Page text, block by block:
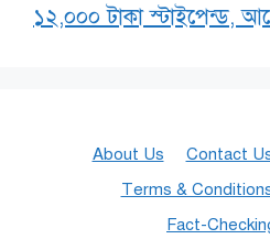
১২,০০০ টাকা স্টাইপেন্ড,
About Us Contact
Terms &
Fact-